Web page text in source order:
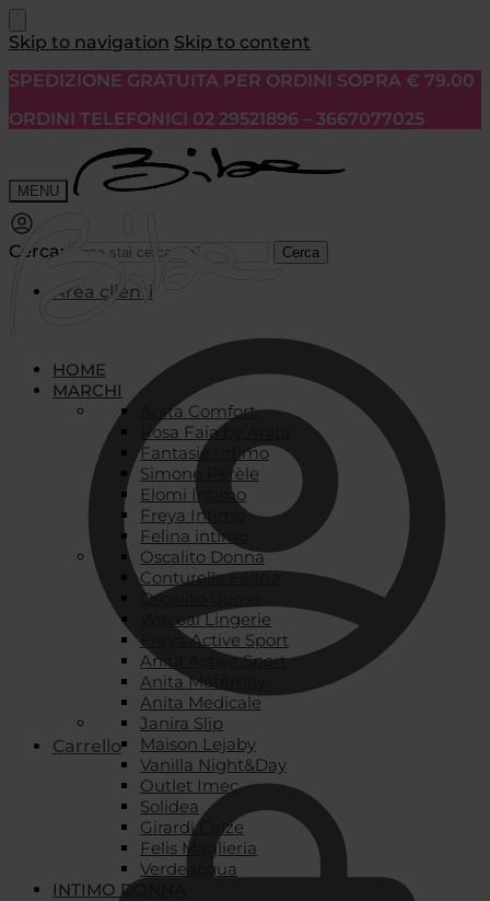
Skip to navigation Skip to content
SPEDIZIONE GRATUITA PER ORDINI SOPRA € 79.00
ORDINI TELEFONICI 02 29521896 – 3667077025
MENU
Cerca: Cerca
Area clienti
Carrello
HOME
MARCHI
Anita Comfort
Rosa Faia by Anita
Fantasie Intimo
Simone Pérèle
Elomi Intimo
Freya Intimo
Felina intimo
Oscalito Donna
Conturelle Felina
Oscalito Uomo
Wacoal Lingerie
Freya Active Sport
Anita Active Sport
Anita Maternity
Anita Medicale
Janira Slip
Maison Lejaby
Vanilla Night&Day
Outlet Imec
Solidea
Girardi Calze
Felis Maglieria
Verdeacqua
INTIMO DONNA